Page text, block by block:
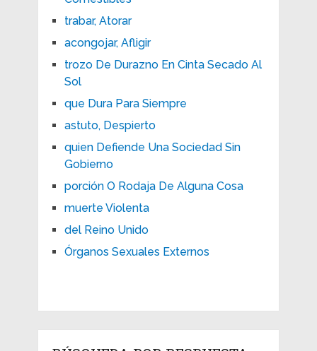
trabar, Atorar
acongojar, Afligir
trozo De Durazno En Cinta Secado Al
Sol
que Dura Para Siempre
astuto, Despierto
quien Defiende Una Sociedad Sin
Gobierno
porción O Rodaja De Alguna Cosa
muerte Violenta
del Reino Unido
Órganos Sexuales Externos